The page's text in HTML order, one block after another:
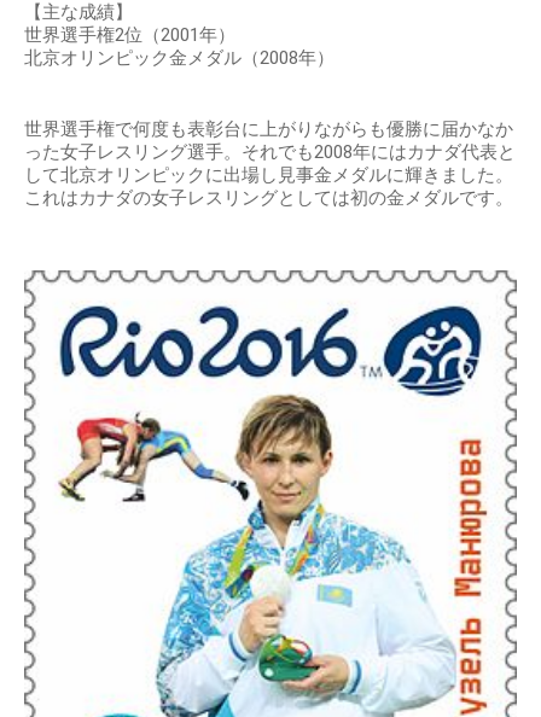
【主な成績】
世界選手権2位（2001年）
北京オリンピック金メダル（2008年）
世界選手権で何度も表彰台に上がりながらも優勝に届かなか
った女子レスリング選手。それでも2008年にはカナダ代表と
して北京オリンピックに出場し見事金メダルに輝きました。
これはカナダの女子レスリングとしては初の金メダルです。